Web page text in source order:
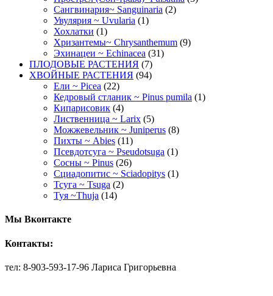
Сангвинария~ Sanguinaria (2)
Увулярия ~ Uvularia (1)
Хохлатки (1)
Хризантемы~ Chrysanthemum (9)
Эхинацеи ~ Echinacea (31)
ПЛОДОВЫЕ РАСТЕНИЯ (7)
ХВОЙНЫЕ РАСТЕНИЯ (94)
Ели ~ Picea (22)
Кедровый стланик ~ Pinus pumila (1)
Кипарисовик (4)
Лиственница ~ Larix (5)
Можжевельник ~ Juniperus (8)
Пихты ~ Abies (11)
Псевдотсуга ~ Pseudotsuga (1)
Сосны ~ Pinus (26)
Сциадопитис ~ Sciadopitys (1)
Тсуга ~ Tsuga (2)
Туя ~Thuja (14)
Мы Вконтакте
Контакты:
тел: 8-903-593-17-96 Лариса Григорьевна